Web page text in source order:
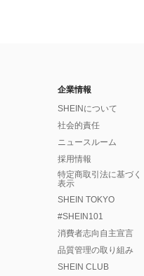
企業情報
SHEINについて
社会的責任
ニュースルーム
採用情報
特定商取引法に基づく
表示
SHEIN TOKYO
#SHEIN101
消費者志向自主宣言
品質管理の取り組み
SHEIN CLUB